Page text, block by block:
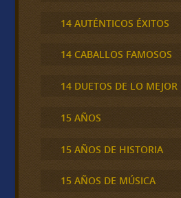
14 AUTÉNTICOS ÉXITOS
14 CABALLOS FAMOSOS
14 DUETOS DE LO
15 AÑOS
15 AÑOS DE HISTORIA
15 AÑOS DE MÚSICA